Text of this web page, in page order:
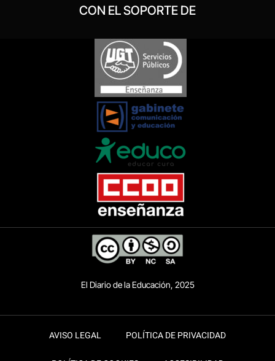
CON EL SOPORTE DE
El Diario de la Educación, 2025
AVISO LEGAL POLÍTICA DE PRIVACIDAD